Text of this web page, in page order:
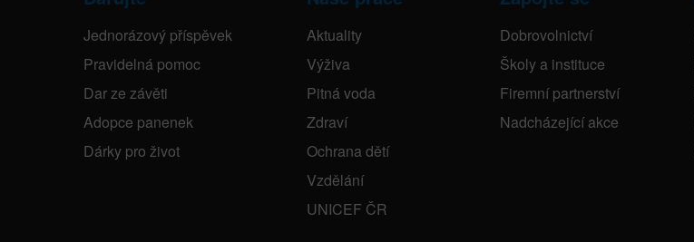
Jednorázový příspěvek
Pravidelná pomoc
Dar ze závěti
Adopce panenek
Dárky pro život
Aktuality
Výživa
Pitná voda
Zdraví
Ochrana dětí
Vzdělání
UNICEF ČR
Dobrovolnictví
Školy a instituce
Firemní partnerství
Nadcházející akce